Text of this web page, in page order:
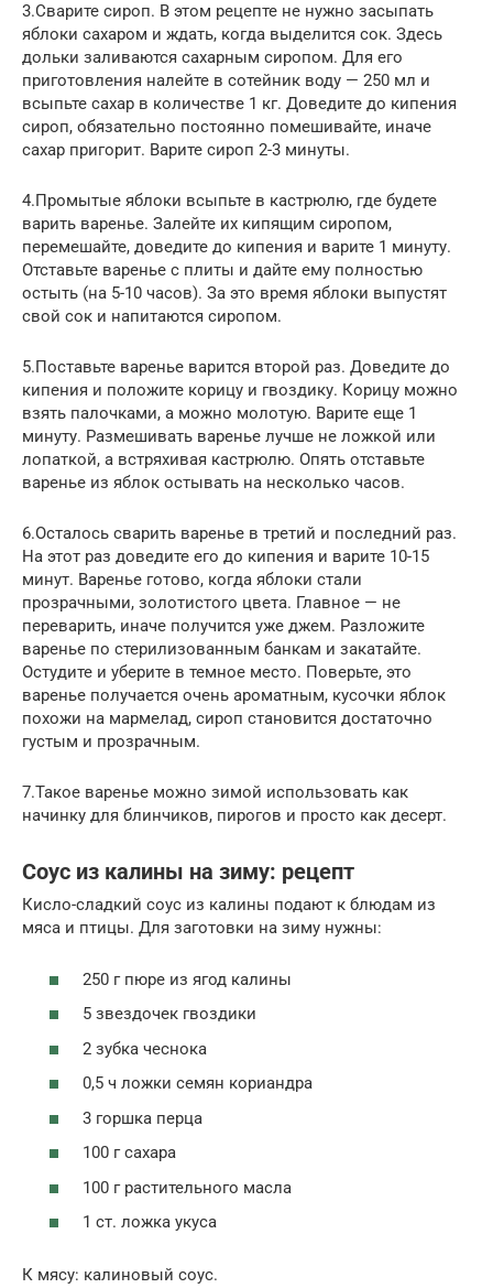
3.Сварите сироп. В этом рецепте не нужно засыпать
яблоки сахаром и ждать, когда выделится сок. Здесь
дольки заливаются сахарным сиропом. Для его
приготовления налейте в сотейник воду — 250 мл и
всыпьте сахар в количестве 1 кг. Доведите до кипения
сироп, обязательно постоянно помешивайте, иначе
сахар пригорит. Варите сироп 2-3 минуты.
4.Промытые яблоки всыпьте в кастрюлю, где будете
варить варенье. Залейте их кипящим сиропом,
перемешайте, доведите до кипения и варите 1 минуту.
Отставьте варенье с плиты и дайте ему полностью
остыть (на 5-10 часов). За это время яблоки выпустят
свой сок и напитаются сиропом.
5.Поставьте варенье варится второй раз. Доведите до
кипения и положите корицу и гвоздику. Корицу можно
взять палочками, а можно молотую. Варите еще 1
минуту. Размешивать варенье лучше не ложкой или
лопаткой, а встряхивая кастрюлю. Опять отставьте
варенье из яблок остывать на несколько часов.
6.Осталось сварить варенье в третий и последний раз.
На этот раз доведите его до кипения и варите 10-15
минут. Варенье готово, когда яблоки стали
прозрачными, золотистого цвета. Главное — не
переварить, иначе получится уже джем. Разложите
варенье по стерилизованным банкам и закатайте.
Остудите и уберите в темное место. Поверьте, это
варенье получается очень ароматным, кусочки яблок
похожи на мармелад, сироп становится достаточно
густым и прозрачным.
7.Такое варенье можно зимой использовать как
начинку для блинчиков, пирогов и просто как десерт.
Соус из калины на зиму: рецепт
Кисло-сладкий соус из калины подают к блюдам из
мяса и птицы. Для заготовки на зиму нужны:
250 г пюре из ягод калины
5 звездочек гвоздики
2 зубка чеснока
0,5 ч ложки семян кориандра
3 горшка перца
100 г сахара
100 г растительного масла
1 ст. ложка укуса
К мясу: калиновый соус.